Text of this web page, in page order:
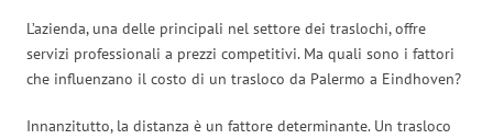
L’azienda, una delle principali nel settore dei traslochi, offre
servizi professionali a prezzi competitivi. Ma quali sono i fattori
che influenzano il costo di un trasloco da Palermo a Eindhoven?
Innanzitutto, la distanza è un fattore determinante. Un trasloco